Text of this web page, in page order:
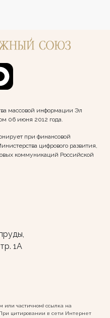
массовой информации Эл
06 июня 2012 года.
при финансовой
цифрового развития,
коммуникаций Российской
1А
или частичном) ссылка на
цитировании в сети Интернет